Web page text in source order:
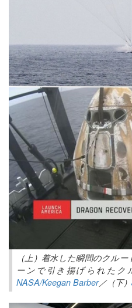
（上）着水した瞬間のクル
ーンで引き揚げられたク
NASA/Keegan Barber／（下）